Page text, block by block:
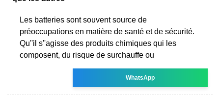
Les batteries sont souvent source de
préoccupations en matière de santé et de sécurité.
Qu''il s''agisse des produits chimiques qui les
composent, du risque de surchauffe ou
WhatsApp